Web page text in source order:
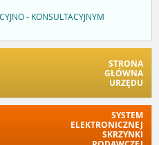
- KONSULTACYJNYM
STRONA
GŁÓWNA
URZĘDU
SYSTEM
ELEKTRONICZNEJ
SKRZYNKI